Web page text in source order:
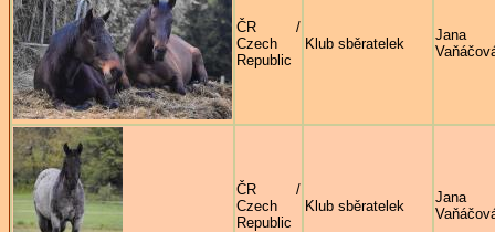
ČR /
Czech
Republic
Klub sběratelek
Jana
ČR /
Czech
Republic
Klub sběratelek
Jana